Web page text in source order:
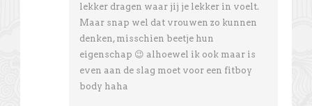
lekker dragen waar jij je lekker in voelt.
Maar snap wel dat vrouwen zo kunnen
denken, misschien beetje hun
eigenschap 😉 alhoewel ik ook maar is
even aan de slag moet voor een fitboy
body haha